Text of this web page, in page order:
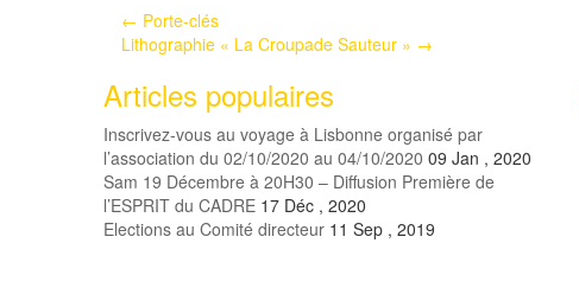
peuvent
être
choisies
sur
la
page
du
produit
Pagination
d'article
← Porte-clés
Lithographie « La Croupade Sauteur » →
Articles populaires
Inscrivez-vous au voyage à Lisbonne organisé par
l’association du 02/10/2020 au 04/10/2020 09 Jan , 2020
Sam 19 Décembre à 20H30 – Diffusion Première de
l’ESPRIT du CADRE 17 Déc , 2020
Elections au Comité directeur 11 Sep , 2019